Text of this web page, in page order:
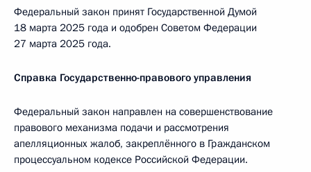
Федеральный закон принят Государственной Думой
18 марта 2025 года и одобрен Советом Федерации
27 марта 2025 года.
Справка Государственно-правового управления
Федеральный закон направлен на совершенствование
правового механизма подачи и рассмотрения
апелляционных жалоб, закреплённого в Гражданском
процессуальном кодексе Российской Федерации.